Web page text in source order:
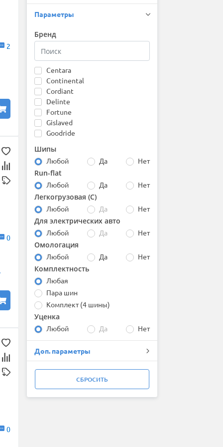
2
0
0
Параметры
Бренд
Centara
Continental
Cordiant
Delinte
Fortune
Gislaved
Goodride
Hankook
Ikon (Nokian Tyres)
Kapsen
Kumho
Laufenn
Leao
Matador
Maxxis
Michelin
Nexen
Nokian Tyres (Ikon)
Pirelli
Roadcruza
ROADX (by Sailun)
Toyo
Tracmax
Triangle
Windforce
Yokohama
Шипы
Любой Да Нет
Run-flat
Любой Да Нет
Легкогрузовая (С)
Любой Да Нет
Для электрических авто
Любой Да Нет
Омологация
Любой Да Нет
Комплектность
Любая
Пара шин
Комплект (4 шины)
Уценка
Любой Да Нет
Доп. параметры
СБРОСИТЬ